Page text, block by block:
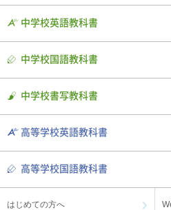
中学校英語教科書
中学校国語教科書
中学校書写教科書
高等学校英語教科書
高等学校国語教科書
はじめての方へ